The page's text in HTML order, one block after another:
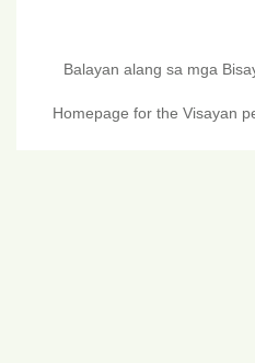
Balayan alang sa mga
Homepage for the Visayan